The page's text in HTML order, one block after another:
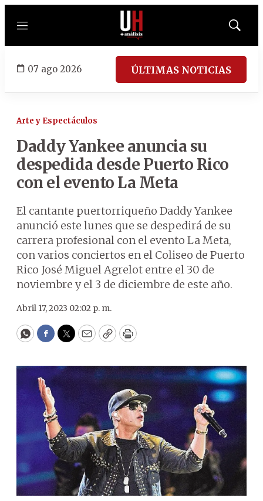
Menú
Mostrar
07 ago 2026 ÚLTIMAS NOTICIAS
Arte y Espectáculos
Daddy Yankee anuncia su
despedida desde Puerto Rico
con el evento La Meta
El cantante puertorriqueño Daddy Yankee
anunció este lunes que se despedirá de su
carrera profesional con el evento La Meta,
con varios conciertos en el Coliseo de Puerto
Rico José Miguel Agrelot entre el 30 de
noviembre y el 3 de diciembre de este año.
Abril 17, 2023 02:02 p. m.
WhatsApp
Facebook
Twitter
EmailCopyPrint